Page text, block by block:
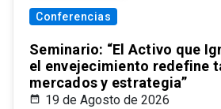
Conferencias
Seminario: “El Activo que
el envejecimiento redefine
mercados y estrategia”
19 de Agosto de 2026